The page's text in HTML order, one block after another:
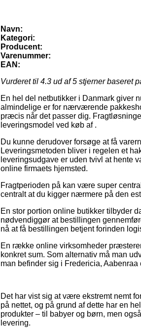
Navn:
Kategori:
Producent:
Varenummer:
EAN:
Vurderet til 4.3 ud af 5 stjerner baseret
En hel del netbutikker i Danmark giver
almindelige er for nærværende
præcis når det passer dig.
leveringsmodel ved køb af .
Du kunne derudover forsøge at få
Leveringsmetoden bliver i regelen et
leveringsudgave er uden tvivl at hente
online firmaets hjemsted.
Fragtperioden på kan være super
centralt at du kigger nærmere på den
En stor portion online butikker tilbyder
nødvendiggør at bestillingen
nå at få bestillingen betjent forinden
En række online virksomheder
konkret sum. Som alternativ må man
man befinder sig i Fredericia,
Det har vist sig at være ekstremt nemt
på nettet, og på grund af dette har en
produkter – til babyer og børn, men
levering.